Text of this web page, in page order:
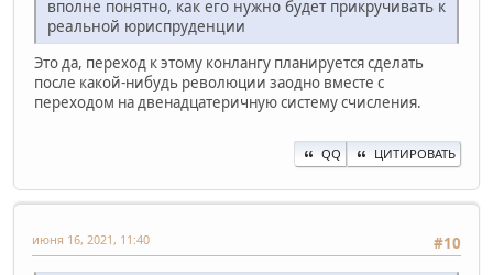
вполне понятно, как его нужно будет прикручивать к
реальной юриспруденции
Это да, переход к этому конлангу планируется сделать
после какой-нибудь революции заодно вместе с
переходом на двенадцатеричную систему счисления.
QQ ЦИТИРОВАТЬ
#10
июня 16, 2021, 11:40